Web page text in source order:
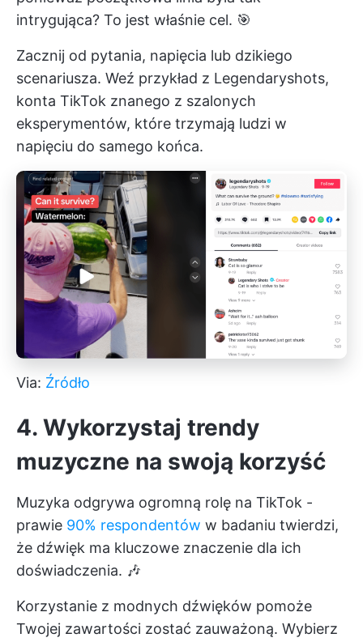
intrygująca? To jest właśnie cel. 🎯
Zacznij od pytania, napięcia lub dzikiego
scenariusza. Weź przykład z Legendaryshots,
konta TikTok znanego z szalonych
eksperymentów, które trzymają ludzi w
napięciu do samego końca.
Via: Źródło
4. Wykorzystaj trendy
muzyczne na swoją korzyść
Muzyka odgrywa ogromną rolę na TikTok -
prawie 90% respondentów w badaniu twierdzi,
że dźwięk ma kluczowe znaczenie dla ich
doświadczenia. 🎶
Korzystanie z modnych dźwięków pomoże
Twojej zawartości zostać zauważoną. Wybierz